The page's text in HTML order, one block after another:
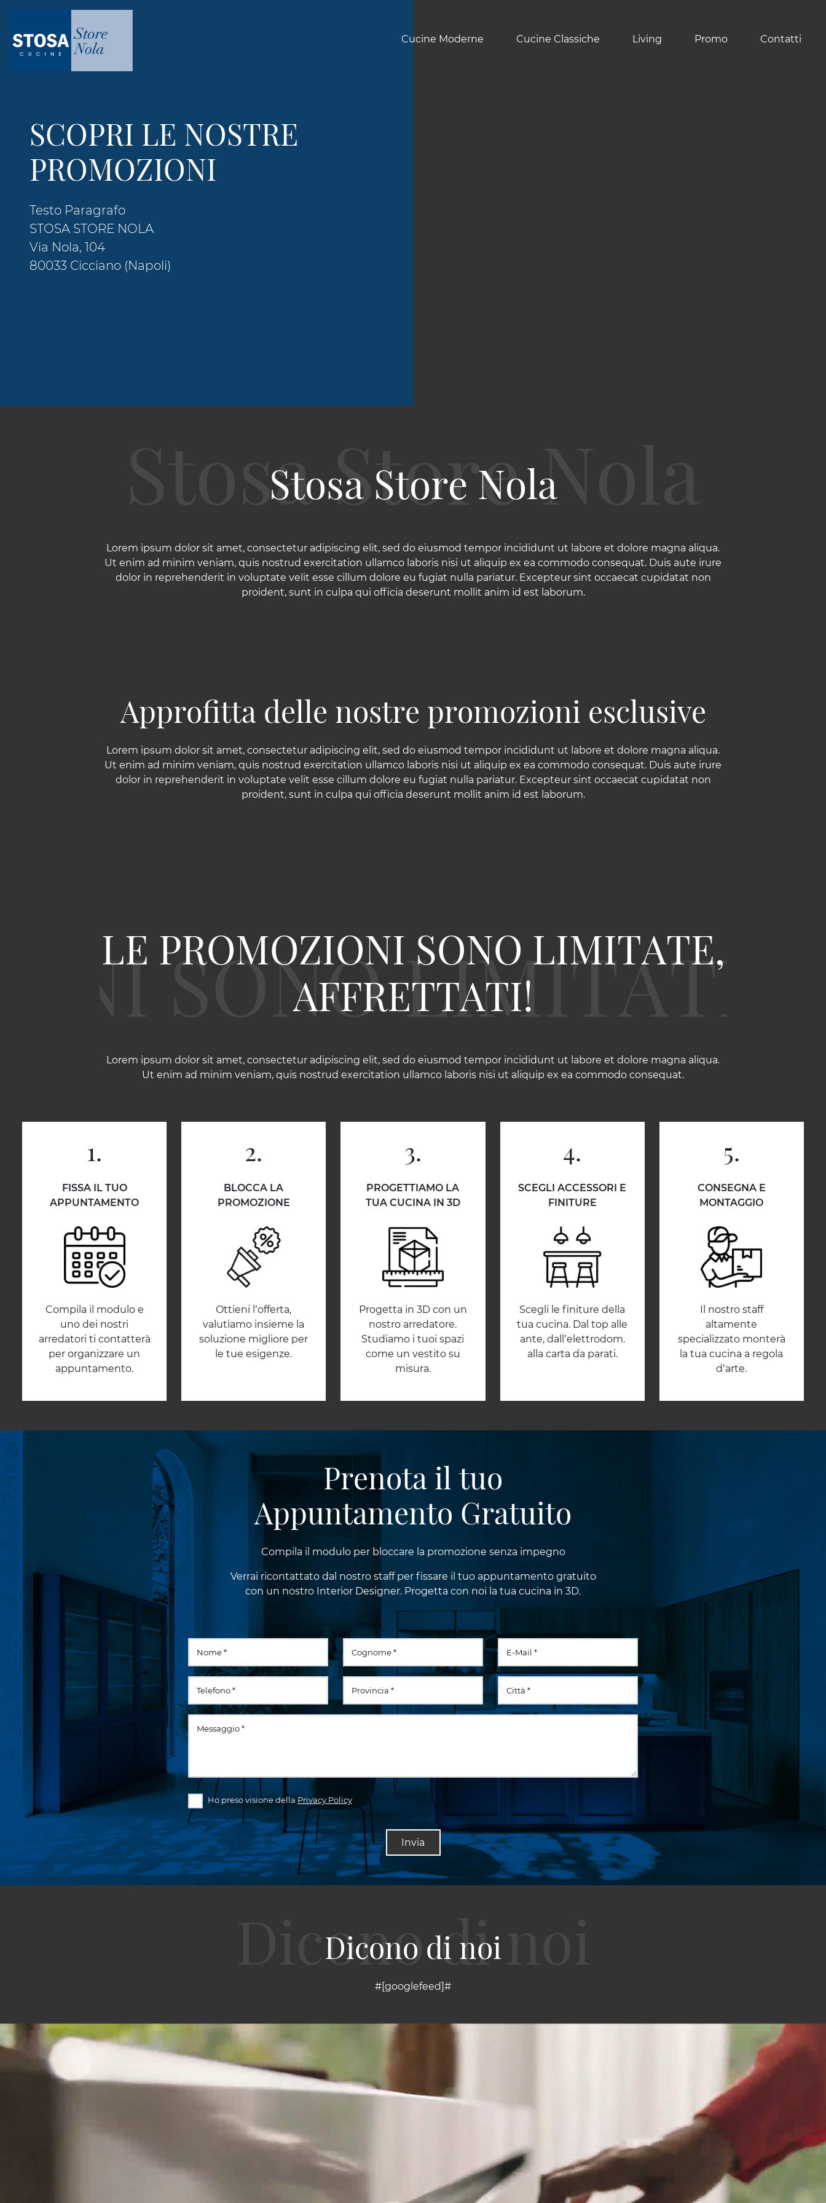
Cucine Moderne Cucine Classiche Living Promo Contatti
SCOPRI LE NOSTRE
PROMOZIONI
Testo Paragrafo
STOSA STORE NOLA
Via Nola, 104
80033 Cicciano (Napoli)
Stosa Store Nola
Lorem ipsum dolor sit amet, consectetur adipiscing elit, sed do eiusmod tempor incididunt ut labore et dolore magna aliqua.
Ut enim ad minim veniam, quis nostrud exercitation ullamco laboris nisi ut aliquip ex ea commodo consequat. Duis aute irure
dolor in reprehenderit in voluptate velit esse cillum dolore eu fugiat nulla pariatur. Excepteur sint occaecat cupidatat non
proident, sunt in culpa qui officia deserunt mollit anim id est laborum.
Approfitta delle nostre promozioni esclusive
Lorem ipsum dolor sit amet, consectetur adipiscing elit, sed do eiusmod tempor incididunt ut labore et dolore magna aliqua.
Ut enim ad minim veniam, quis nostrud exercitation ullamco laboris nisi ut aliquip ex ea commodo consequat. Duis aute irure
dolor in reprehenderit in voluptate velit esse cillum dolore eu fugiat nulla pariatur. Excepteur sint occaecat cupidatat non
proident, sunt in culpa qui officia deserunt mollit anim id est laborum.
LE PROMOZIONI SONO LIMITATE,
AFFRETTATI!
Lorem ipsum dolor sit amet, consectetur adipiscing elit, sed do eiusmod tempor incididunt ut labore et dolore magna aliqua.
Ut enim ad minim veniam, quis nostrud exercitation ullamco laboris nisi ut aliquip ex ea commodo consequat.
1.
FISSA IL TUO
APPUNTAMENTO
Compila il modulo e
uno dei nostri
arredatori ti contatterà
per organizzare un
appuntamento.
2.
BLOCCA LA
PROMOZIONE
Ottieni l’offerta,
valutiamo insieme la
soluzione migliore per
le tue esigenze.
3.
PROGETTIAMO LA
TUA CUCINA IN 3D
Progetta in 3D con un
nostro arredatore.
Studiamo i tuoi spazi
come un vestito su
misura.
4.
SCEGLI ACCESSORI E
FINITURE
Scegli le finiture della
tua cucina. Dal top alle
ante, dall’elettrodom.
alla carta da parati.
5.
CONSEGNA E
MONTAGGIO
Il nostro staff
altamente
specializzato monterà
la tua cucina a regola
d’arte.
Prenota il tuo
Appuntamento Gratuito
Compila il modulo per bloccare la promozione senza impegno
Verrai ricontattato dal nostro staff per fissare il tuo appuntamento gratuito
con un nostro Interior Designer. Progetta con noi la tua cucina in 3D.
Ho preso visione dellaPrivacy Policy
Invia
Dicono di noi
#[googlefeed]#